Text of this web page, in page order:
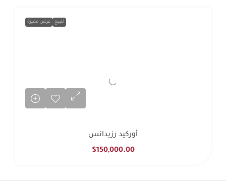
للبيع عرض مميزة
أوركيد رزيدانس
$150,000.00